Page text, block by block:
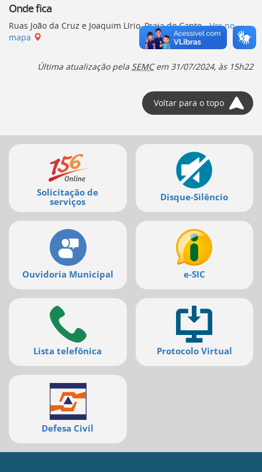
notícias
Ir
para
conteúdo
a
deste
Onde fica
Ruas João da Cruz e Joaquim Lírio, Praia do Canto -Ver no
mapa
Última atualização pela SEMCem 31/07/2024, às 15h22
Voltar para o topo
Mais
serviços
Solicitação de
serviços
Disque-Silêncio
Ouvidoria Municipal e-SIC
Lista telefônica Protocolo Virtual
Defesa Civil